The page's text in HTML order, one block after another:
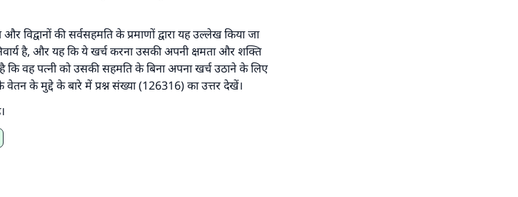
विद्वानों की सर्वसहमति के प्रमाणों द्वारा यह उल्लेख किया जा
है, और यह कि ये खर्च करना उसकी अपनी क्षमता और शक्ति
वह पत्नी को उसकी सहमति के बिना अपना खर्च उठाने के लिए
के मुद्दे के बारे में प्रश्न संख्या (126316) का उत्तर देखें।